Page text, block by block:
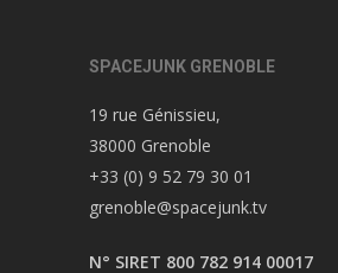
SPACEJUNK GRENOBLE
19 rue Génissieu,
38000 Grenoble
+33 (0) 9 52 79 30 01
grenoble@spacejunk.tv
N° SIRET 800 782 914 00017